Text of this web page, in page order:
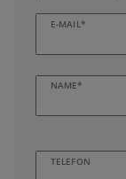
E-MAIL*
NAME*
TELEFON